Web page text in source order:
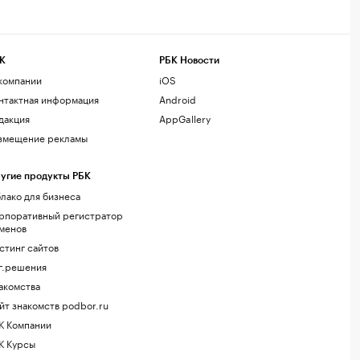
информация
рекламы
продукты РБК
для бизнеса
регистратор
сайтов
знакомств podbor.ru
Компании
Курсы
РБК Новости
iOS
Android
AppGallery